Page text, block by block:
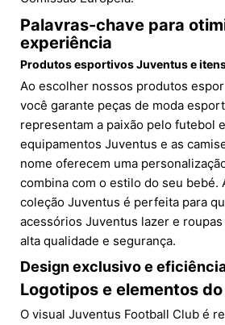
Palavras-chave para
experiência
Produtos esportivos Juventus e
Ao escolher nossos produtos
você garante peças de moda
representam a paixão pelo futebol
equipamentos Juventus e as
nome oferecem uma
combina com o estilo do seu bebé.
coleção Juventus é perfeita para
acessórios Juventus lazer e
alta qualidade e segurança.
Design exclusivo e
Logotipos e elementos
O visual Juventus Football Club é